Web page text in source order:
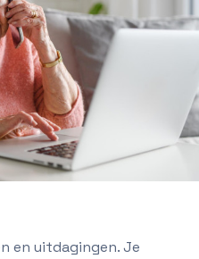
en uitdagingen. Je